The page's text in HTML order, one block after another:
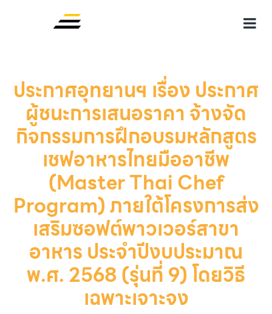
ประกาศอุทยานฯ เรื่อง ประกาศ
ผู้ชนะการเสนอราคา จ้างจัด
กิจกรรมการฝึกอบรมหลักสูตร
เชฟอาหารไทยมืออาชีพ
(Master Thai Chef
Program) ภายใต้โครงการส่ง
เสริมซอฟต์พาวเวอร์สาขา
อาหาร ประจำปีงบประมาณ
พ.ศ. 2568 (รุ่นที่ 9) โดยวิธี
เฉพาะเจาะจง